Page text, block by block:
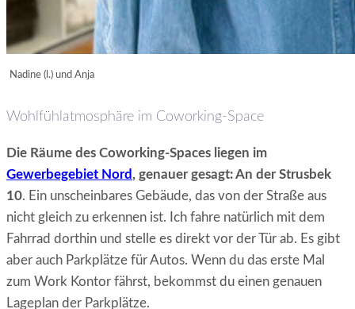
Nadine (l.) und Anja
Wohlfühlatmosphäre im Coworking-Space
Die Räume des Coworking-Spaces liegen im
Gewerbegebiet Nord, genauer gesagt: An der Strusbek
10. Ein unscheinbares Gebäude, das von der Straße aus
nicht gleich zu erkennen ist. Ich fahre natürlich mit dem
Fahrrad dorthin und stelle es direkt vor der Tür ab. Es gibt
aber auch Parkplätze für Autos. Wenn du das erste Mal
zum Work Kontor fährst, bekommst du einen genauen
Lageplan der Parkplätze.